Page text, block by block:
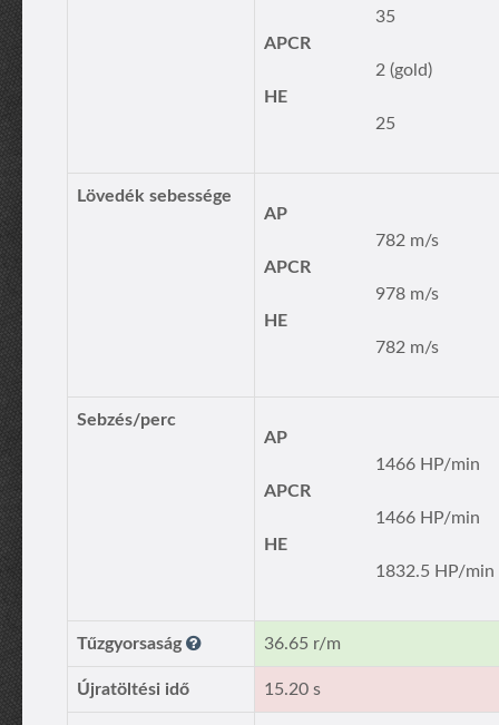
35
APCR
2 (gold)
HE
25
Lövedék sebessége
AP
782 m/s
APCR
978 m/s
HE
782 m/s
Sebzés/perc
AP
1466 HP/min
APCR
1466 HP/min
HE
1832.5 HP/min
Tűzgyorsaság 36.65 r/m
Újratöltési idő 15.20 s